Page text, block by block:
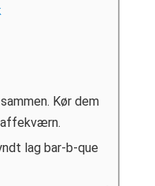
Kør dem
lag bar-b-que